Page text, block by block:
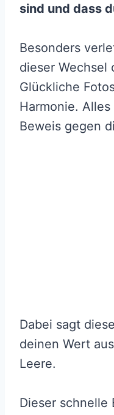
sind und dass
Besonders
dieser Wechsel
Glückliche
Harmonie.
Beweis gegen
Dabei sagt
deinen Wert
Leere.
Dieser schnelle